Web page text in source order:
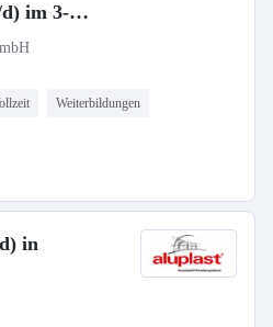
im 3-
Weiterbildungen
in